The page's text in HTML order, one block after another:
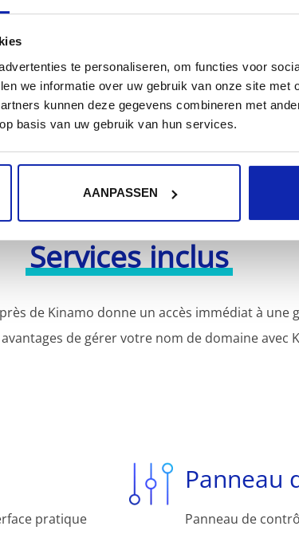
te personaliseren, om functies voor
we informatie over uw gebruik van onze site met
kunnen deze gegevens combineren met
basis van uw gebruik van hun services.
AANPASSEN
de noms de domaine ? Découvrez
Services inclus
de Kinamo donne un accès immédiat à une
de gérer votre nom de domaine avec
pratique
Panneau
Panneau de